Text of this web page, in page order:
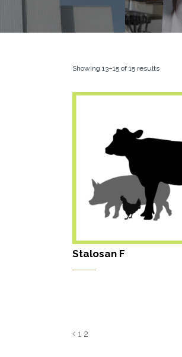
Showing 13–15 of 15 results
Stalosan F
1 2